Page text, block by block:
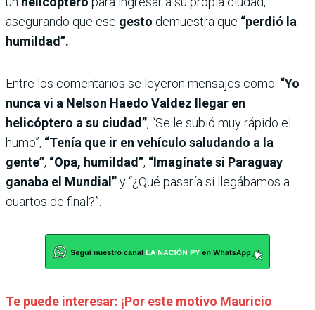
asegurando que ese gesto demuestra que “perdió la
humildad”.
Entre los comentarios se leyeron mensajes como: “Yo
nunca vi a Nelson Haedo Valdez llegar en
helicóptero a su ciudad”, “Se le subió muy rápido el
humo”, “Tenía que ir en vehículo saludando a la
gente”, “Opa, humildad”, “Imagínate si Paraguay
ganaba el Mundial”y “¿Qué pasaría si llegábamos a
cuartos de final?”.
Te puede interesar: ¡Por este motivo Mauricio